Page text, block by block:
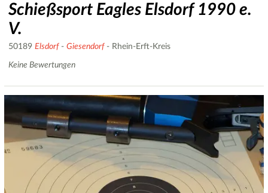
Schießsport Eagles Elsdorf 1990 e.
V.
50189 Elsdorf- Giesendorf- Rhein-Erft-Kreis
Keine Bewertungen